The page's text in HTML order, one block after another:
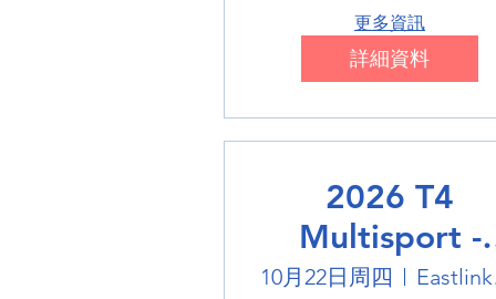
更多資訊
詳細資料
2026 T4
Multisport -
Badminton
10月22日周四